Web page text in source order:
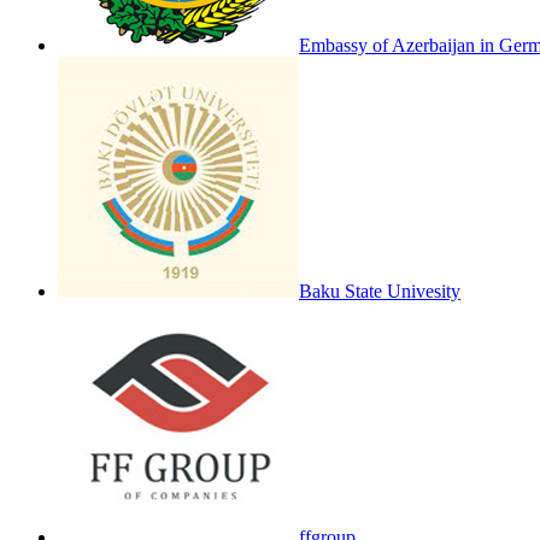
Embassy of Azerbaijan in
Baku State Univesity